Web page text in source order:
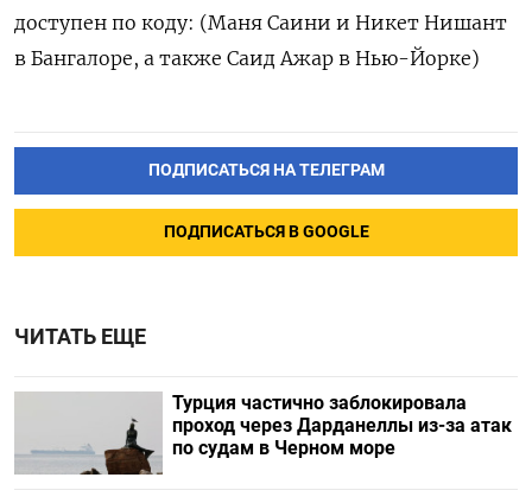
доступен по коду: (Маня Саини и Никет Нишант
в Бангалоре, а также Саид Ажар в Нью-Йорке)
ПОДПИСАТЬСЯ НА ТЕЛЕГРАМ
ПОДПИСАТЬСЯ В GOOGLE
ЧИТАТЬ ЕЩЕ
Турция частично заблокировала
проход через Дарданеллы из-за атак
по судам в Черном море